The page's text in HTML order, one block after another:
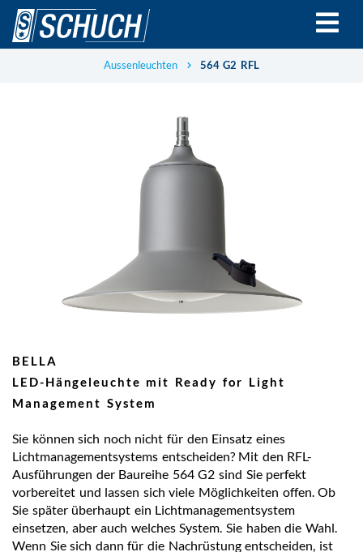
Direkt
zum
Inhalt
Aussenleuchten 564 G2 RFL
BELLA
LED-Hängeleuchte mit Ready for Light
Management System
Sie können sich noch nicht für den Einsatz eines
Lichtmanagementsystems entscheiden? Mit den RFL-
Ausführungen der Baureihe 564 G2 sind Sie perfekt
vorbereitet und lassen sich viele Möglichkeiten offen. Ob
Sie später überhaupt ein Lichtmanagementsystem
einsetzen, aber auch welches System. Sie haben die Wahl.
Wenn Sie sich dann für die Nachrüstung entscheiden, ist